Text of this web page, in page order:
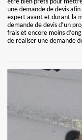
être bien prêts pour
une demande de devis
expert avant et durant la
demande de devis d’un
frais et encore moins
de réaliser une demande